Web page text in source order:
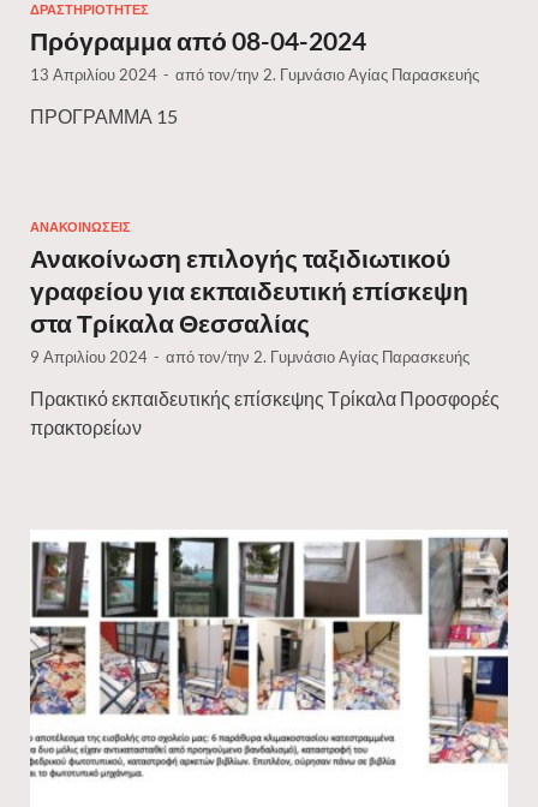
ΔΡΑΣΤΗΡΙΌΤΗΤΕΣ
Πρόγραμμα από 08-04-2024
13 Απριλίου 2024 - από τον/την 2. Γυμνάσιο Αγίας Παρασκευής
ΠΡΟΓΡΑΜΜΑ 15
ΑΝΑΚΟΙΝΏΣΕΙΣ
Ανακοίνωση επιλογής ταξιδιωτικού
γραφείου για εκπαιδευτική επίσκεψη
στα Τρίκαλα Θεσσαλίας
9 Απριλίου 2024 - από τον/την 2. Γυμνάσιο Αγίας Παρασκευής
Πρακτικό εκπαιδευτικής επίσκεψης Τρίκαλα Προσφορές
πρακτορείων